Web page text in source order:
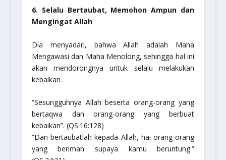
6. Selalu Bertaubat, Memohon Ampun dan
Mengingat Allah
Dia menyadari, bahwa Allah adalah Maha
Mengawasi dan Maha Menolong, sehingga hal ini
akan mendorongnya untuk selalu melakukan
kebaikan.
“Sesungguhnya Allah beserta orang-orang yang
bertaqwa dan orang-orang yang berbuat
kebaikan”. (QS.16:128)
“Dan bertaubatlah kepada Allah, hai orang-orang
yang beriman supaya kamu beruntung.”